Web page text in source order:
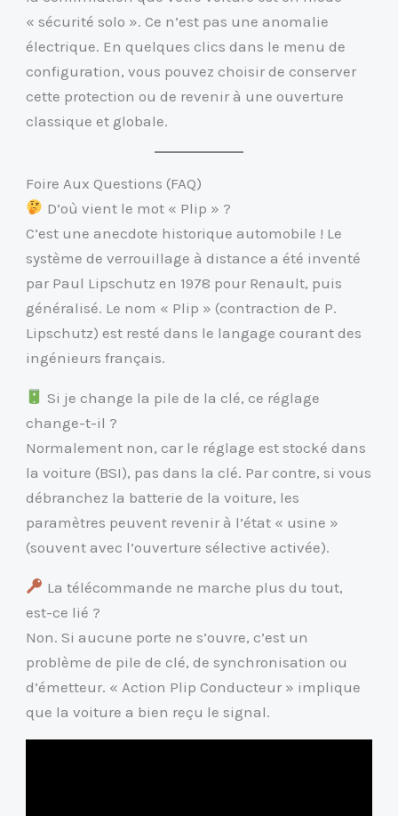
« sécurité solo ». Ce n’est pas une anomalie
électrique. En quelques clics dans le menu de
configuration, vous pouvez choisir de conserver
cette protection ou de revenir à une ouverture
classique et globale.
Foire Aux Questions (FAQ)
D’où vient le mot « Plip » ?
C’est une anecdote historique automobile ! Le
système de verrouillage à distance a été inventé
par Paul Lipschutz en 1978 pour Renault, puis
généralisé. Le nom « Plip » (contraction de P.
Lipschutz) est resté dans le langage courant des
ingénieurs français.
Si je change la pile de la clé, ce réglage
change-t-il ?
Normalement non, car le réglage est stocké dans
la voiture (BSI), pas dans la clé. Par contre, si vous
débranchez la batterie de la voiture, les
paramètres peuvent revenir à l’état « usine »
(souvent avec l’ouverture sélective activée).
La télécommande ne marche plus du tout,
est-ce lié ?
Non. Si aucune porte ne s’ouvre, c’est un
problème de pile de clé, de synchronisation ou
d’émetteur. « Action Plip Conducteur » implique
que la voiture a bien reçu le signal.